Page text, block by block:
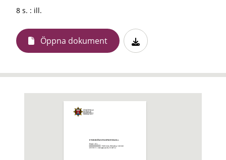
8 s. : ill.
Öppna dokument